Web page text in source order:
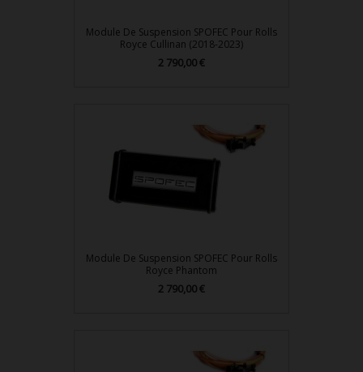
Module De Suspension SPOFEC Pour Rolls
Royce Cullinan (2018-2023)
Prix
2 790,00 €
Module De Suspension SPOFEC Pour Rolls
Royce Phantom
Prix
2 790,00 €